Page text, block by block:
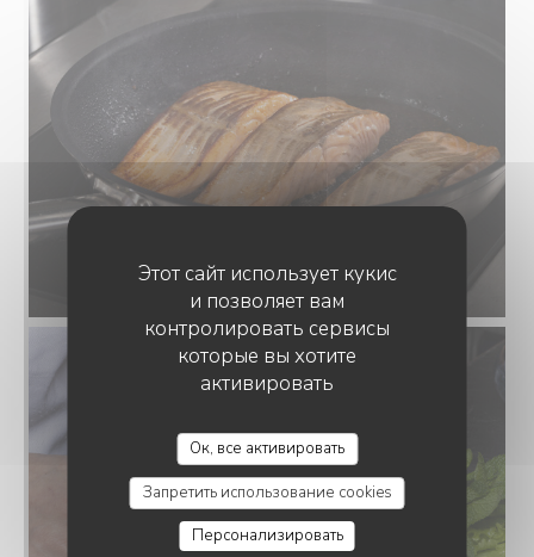
Этот сайт использует кукис
и позволяет вам
контролировать сервисы
которые вы хотите
активировать
Ок, все активировать
Запретить использование cookies
Персонализировать